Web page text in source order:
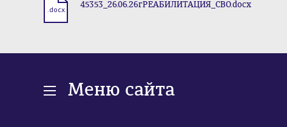
.docx 45353_26.06.26гРЕАБИЛИТАЦИЯ_СВО.docx
Меню сайта